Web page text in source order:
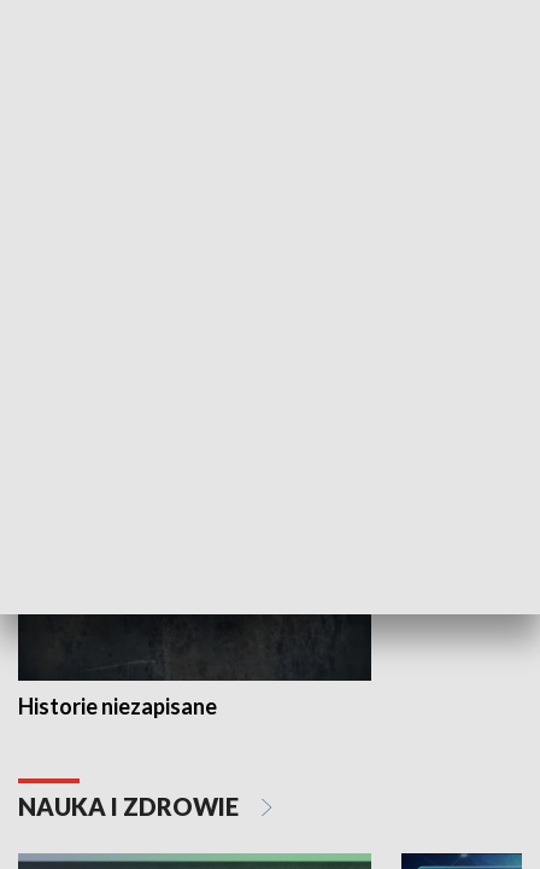
Historie niezapisane
NAUKA I ZDROWIE